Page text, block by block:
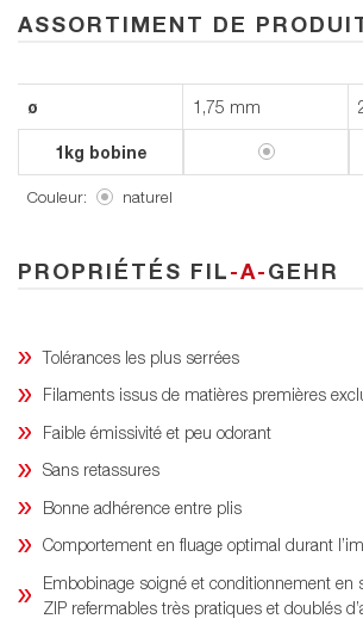
ASSORTIMENT DE
ø
1kg bobine
1,75 mm
Couleur: naturel
PROPRIÉTÉS FIL-A-GEHR
Tolérances les plus serrées
Filaments issus de matières premières
Faible émissivité et peu odorant
Sans retassures
Bonne adhérence entre plis
Comportement en fluage optimal durant
Embobinage soigné et conditionnement en
ZIP refermables très pratiques et doublés